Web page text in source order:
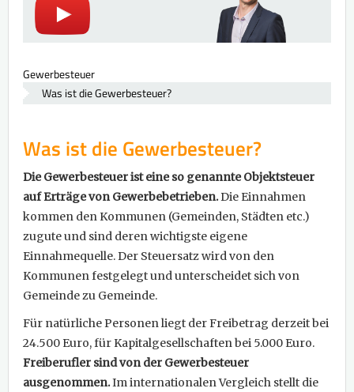
Gewerbesteuer
Was ist die Gewerbesteuer?
Was ist die Gewerbesteuer?
Die Gewerbesteuer ist eine so genannte Objektsteuer
auf Erträge von Gewerbebetrieben.Die Einnahmen
kommen den Kommunen (Gemeinden, Städten etc.)
zugute und sind deren wichtigste eigene
Einnahmequelle. Der Steuersatz wird von den
Kommunen festgelegt und unterscheidet sich von
Gemeinde zu Gemeinde.
Für natürliche Personen liegt der Freibetrag derzeit bei
24.500 Euro, für Kapitalgesellschaften bei 5.000 Euro.
Freiberufler sind von der Gewerbesteuer
ausgenommen.Im internationalen Vergleich stellt die